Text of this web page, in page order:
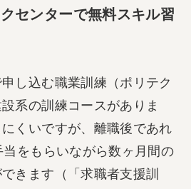
センターで無料スキル習
し込む職業訓練（ポリテク
系の訓練コースがありま
くいですが、離職後であれ
をもらいながら数ヶ月間の
きます（「求職者支援訓